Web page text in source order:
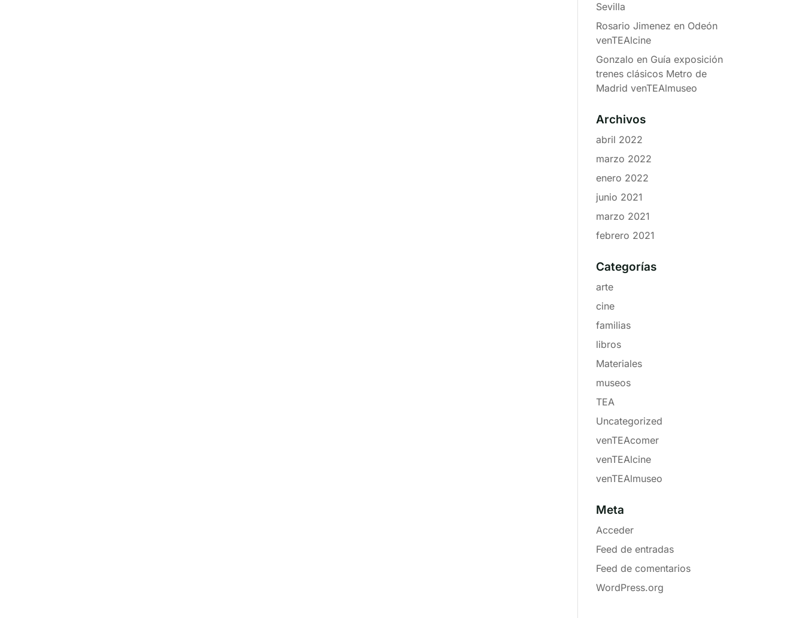
Sevilla
Rosario Jimenez en Odeón
venTEAlcine
Gonzalo en Guía exposición
trenes clásicos Metro de
Madrid venTEAlmuseo
Archivos
abril 2022
marzo 2022
enero 2022
junio 2021
marzo 2021
febrero 2021
Categorías
arte
cine
familias
libros
Materiales
museos
TEA
Uncategorized
venTEAcomer
venTEAlcine
venTEAlmuseo
Meta
Acceder
Feed de entradas
Feed de comentarios
WordPress.org